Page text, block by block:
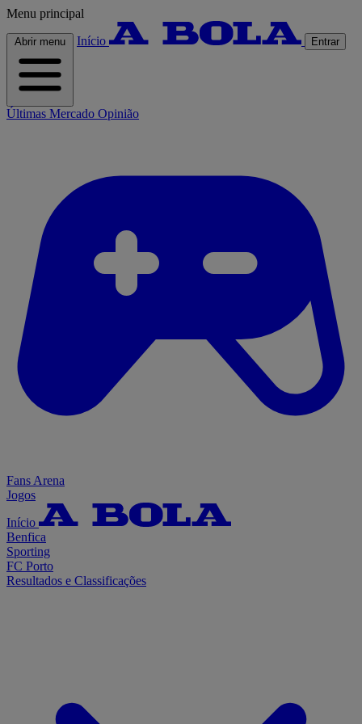
Menu principal
Abrir menu Início Entrar
Últimas Mercado Opinião
Fans Arena
Jogos
Início
Benfica
Sporting
FC Porto
Resultados e Classificações